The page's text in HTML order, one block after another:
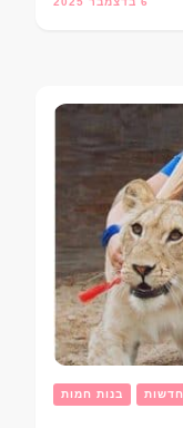
בנות חמות חדשות